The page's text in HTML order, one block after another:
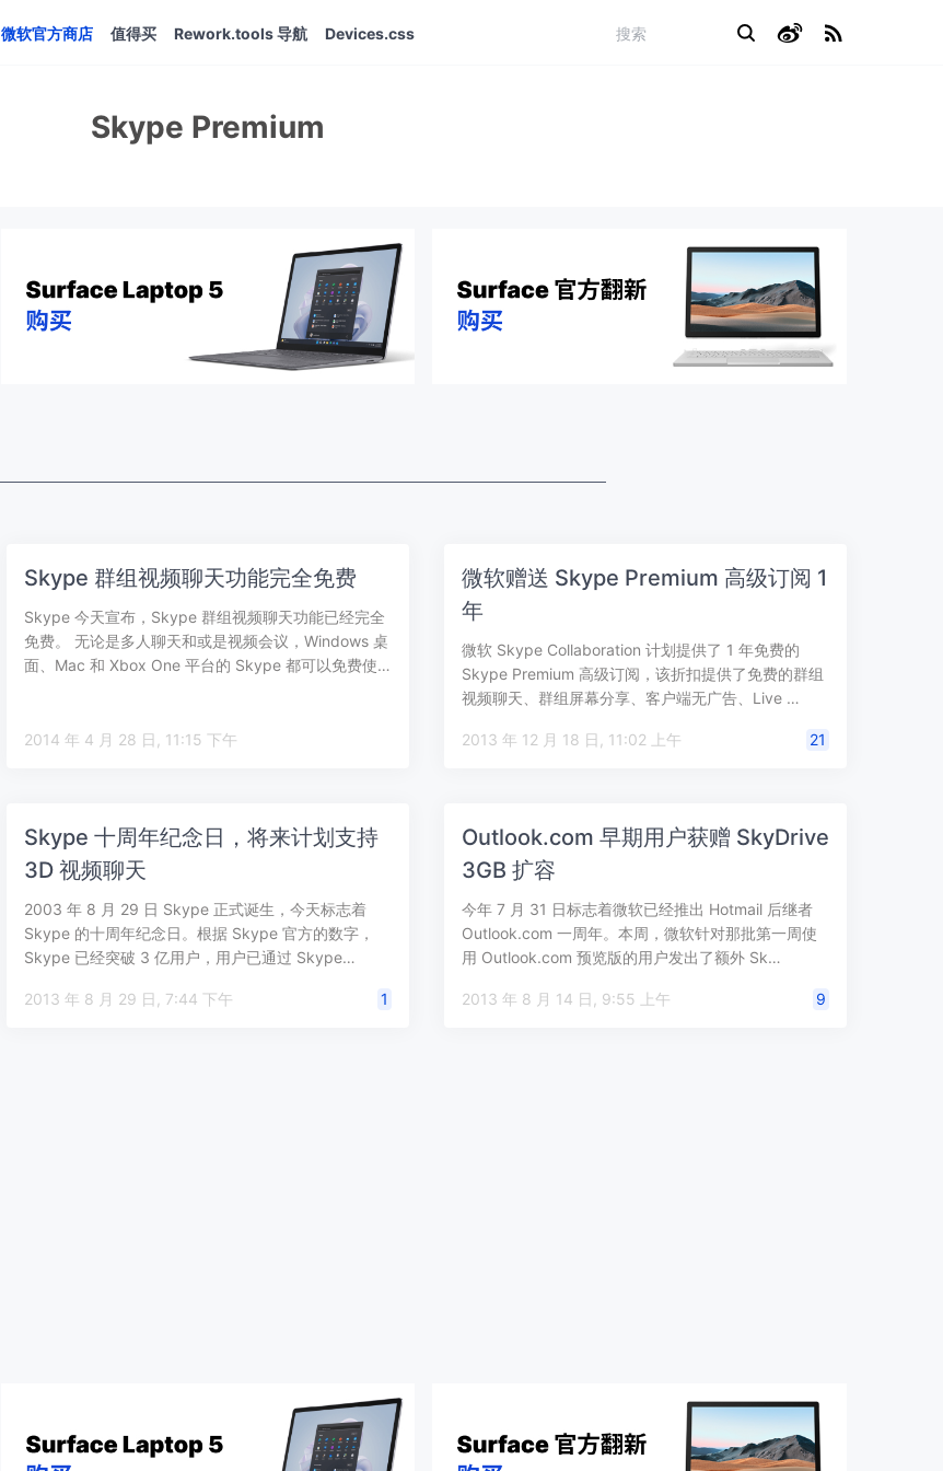
微软官方商店 值得买 Rework.tools 导航 Devices.css
Skype Premium
Skype 群组视频聊天功能完全免费
Skype 今天宣布，Skype 群组视频聊天功能已经完全
免费。 无论是多人聊天和或是视频会议，Windows 桌
面、Mac 和 Xbox One 平台的 Skype 都可以免费使…
2014 年 4 月 28 日, 11:15 下午
微软赠送 Skype Premium 高级订阅 1
年
微软 Skype Collaboration 计划提供了 1 年免费的
Skype Premium 高级订阅，该折扣提供了免费的群组
视频聊天、群组屏幕分享、客户端无广告、Live …
2013 年 12 月 18 日, 11:02 上午 21
Skype 十周年纪念日，将来计划支持
3D 视频聊天
2003 年 8 月 29 日 Skype 正式诞生，今天标志着
Skype 的十周年纪念日。根据 Skype 官方的数字，
Skype 已经突破 3 亿用户，用户已通过 Skype…
2013 年 8 月 29 日, 7:44 下午 1
Outlook.com 早期用户获赠 SkyDrive
3GB 扩容
今年 7 月 31 日标志着微软已经推出 Hotmail 后继者
Outlook.com 一周年。本周，微软针对那批第一周使
用 Outlook.com 预览版的用户发出了额外 Sk…
2013 年 8 月 14 日, 9:55 上午 9